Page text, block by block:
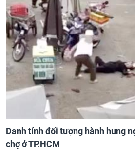
Danh tính đối tượng hành hung
chợ ở TP.HCM